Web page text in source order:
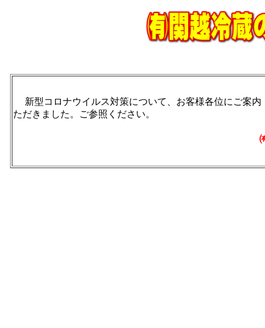
新型コロナウイルス対策について、お客様各位にご案内
ただきました。ご参照ください。